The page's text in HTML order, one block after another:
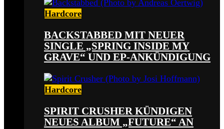
Hardcore
BACKSTABBED MIT NEUER
SINGLE „SPRING INSIDE MY
GRAVE“ UND EP-ANKÜNDIGUNG
Hardcore
SPIRIT CRUSHER KÜNDIGEN
NEUES ALBUM „FUTURE“ AN